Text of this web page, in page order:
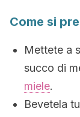
Come si
Mettete a
succo di
miele.
Bevetela